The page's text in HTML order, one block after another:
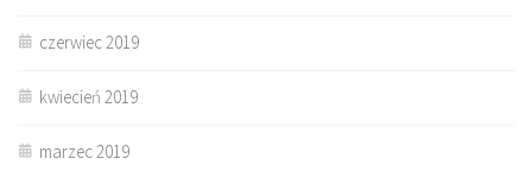
czerwiec 2019
kwiecień 2019
marzec 2019